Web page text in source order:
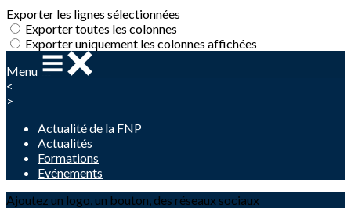
Exporter les lignes sélectionnées
Exporter toutes les colonnes
Exporter uniquement les colonnes affichées
Menu
<
>
Actualité de la FNP
Actualités
Formations
Evénements
Ajoutez un logo, un bouton, des réseaux sociaux